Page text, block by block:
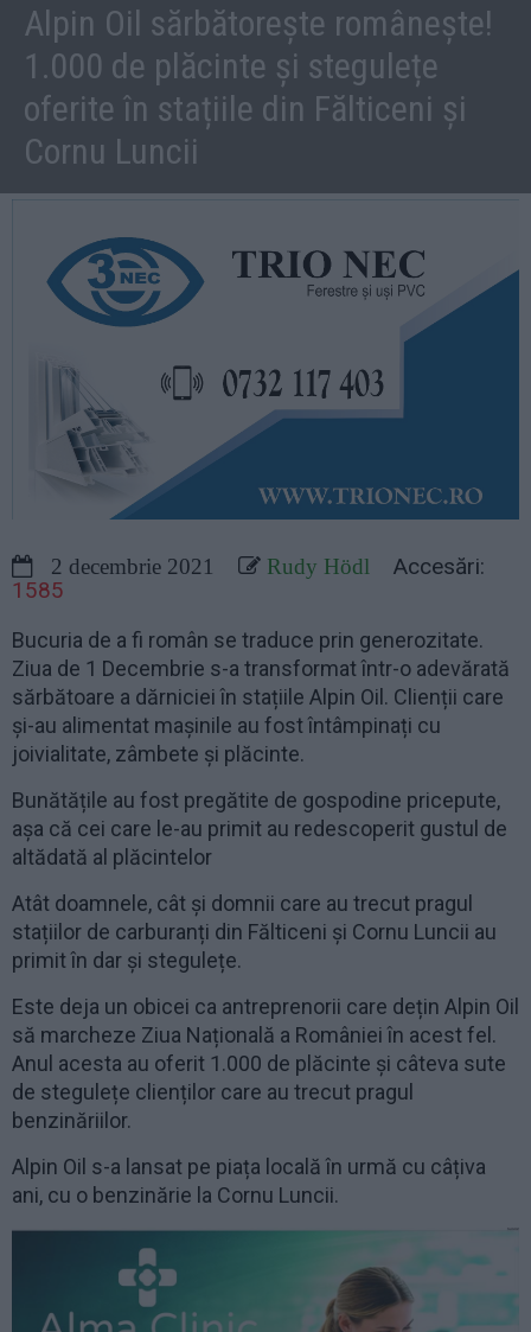
Alpin Oil sărbătorește românește!
1.000 de plăcinte și stegulețe
oferite în stațiile din Fălticeni și
Cornu Luncii
2 decembrie 2021 Rudy Hödl
Accesări:
1585
Bucuria de a fi român se traduce prin generozitate.
Ziua de 1 Decembrie s-a transformat într-o adevărată
sărbătoare a dărniciei în stațiile Alpin Oil. Clienții care
și-au alimentat mașinile au fost întâmpinați cu
joivialitate, zâmbete și plăcinte.
Bunătățile au fost pregătite de gospodine pricepute,
așa că cei care le-au primit au redescoperit gustul de
altădată al plăcintelor
Atât doamnele, cât și domnii care au trecut pragul
stațiilor de carburanți din Fălticeni și Cornu Luncii au
primit în dar și stegulețe.
Este deja un obicei ca antreprenorii care dețin Alpin Oil
să marcheze Ziua Națională a României în acest fel.
Anul acesta au oferit 1.000 de plăcinte și câteva sute
de stegulețe clienților care au trecut pragul
benzinăriilor.
Alpin Oil s-a lansat pe piața locală în urmă cu câțiva
ani, cu o benzinărie la Cornu Luncii.